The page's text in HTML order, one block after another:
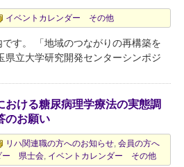
イベントカレンダー その他
す。 「地域のつながりの再構築を
立大学研究開発センターシンポジ
おける糖尿病理学療法の実態調
のお願い
リハ関連職の方へのお知らせ ,会員の方へ
ー 県士会 イベントカレンダー その他